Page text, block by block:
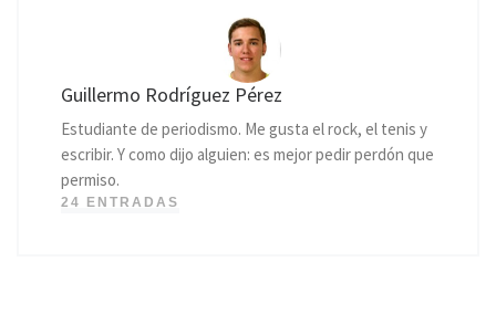
Guillermo Rodríguez Pérez
Estudiante de periodismo. Me gusta el rock, el tenis y
escribir. Y como dijo alguien: es mejor pedir perdón que
permiso.
24 ENTRADAS